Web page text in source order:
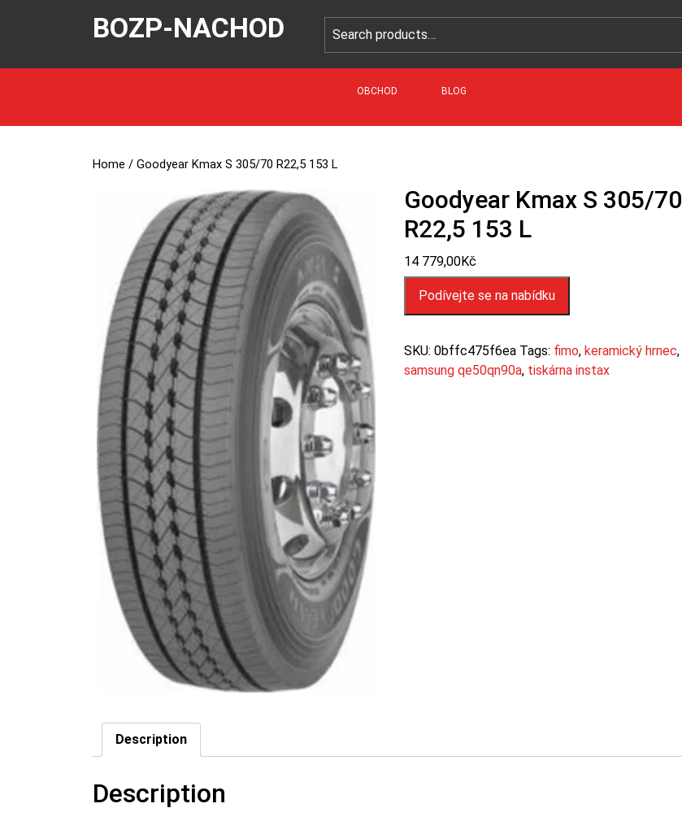
BOZP-NACHOD
OBCHOD BLOG
Home / Goodyear Kmax S 305/70 R22,5 153 L
Goodyear Kmax S 305/70
R22,5 153 L
14 779,00Kč
Podívejte se na nabídku
SKU: 0bffc475f6ea Tags: fimo, keramický hrnec,
samsung qe50qn90a, tiskárna instax
Description
Description